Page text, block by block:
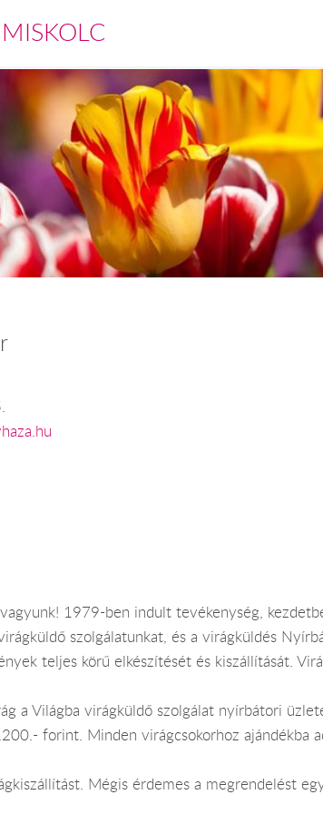
1979-ben indult tevékenység,
szolgálatunkat, és a virágküldés
teljes körű elkészítését és kiszállítását.
a Világba virágküldő szolgálat nyírbátori
forint. Minden virágcsokorhoz ajándékba
Mégis érdemes a megrendelést